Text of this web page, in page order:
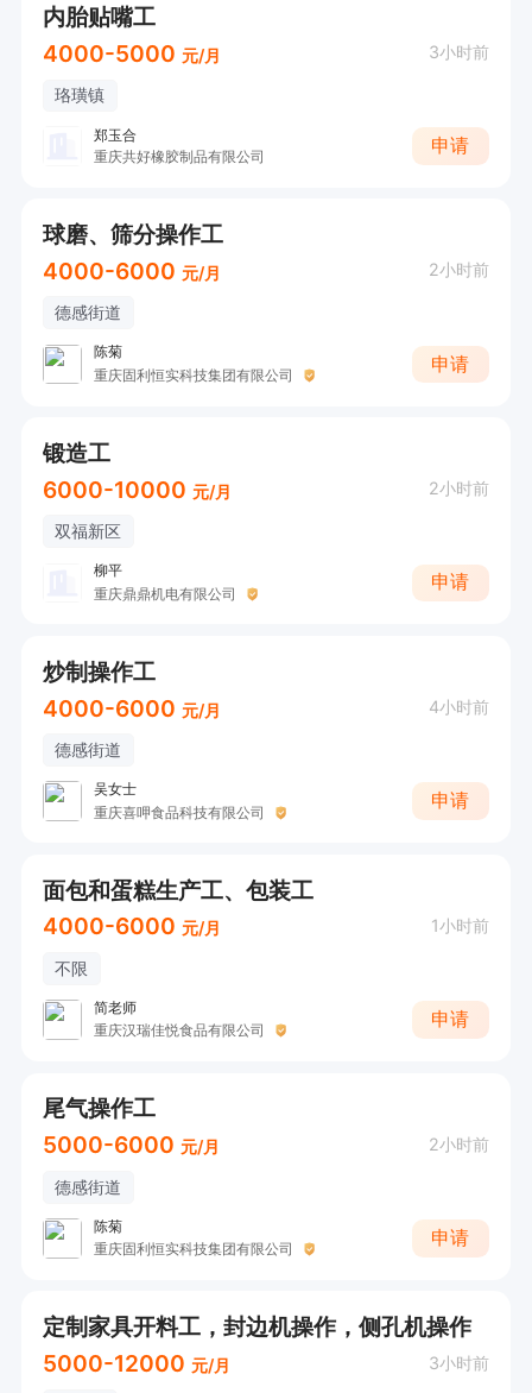
内胎贴嘴工
4000-5000 元/月 3小时前
珞璜镇
郑玉合
重庆共好橡胶制品有限公司
申请
球磨、筛分操作工
4000-6000 元/月 2小时前
德感街道
陈菊
重庆固利恒实科技集团有限公司
申请
锻造工
6000-10000 元/月 2小时前
双福新区
柳平
重庆鼎鼎机电有限公司
申请
炒制操作工
4000-6000 元/月 4小时前
德感街道
吴女士
重庆喜呷食品科技有限公司
申请
面包和蛋糕生产工、包装工
4000-6000 元/月 1小时前
不限
简老师
重庆汉瑞佳悦食品有限公司
申请
尾气操作工
5000-6000 元/月 2小时前
德感街道
陈菊
重庆固利恒实科技集团有限公司
申请
定制家具开料工，封边机操作，侧孔机操作
5000-12000 元/月 3小时前